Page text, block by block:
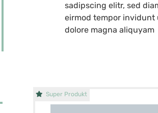
sadipscing elitr, sed
eirmod tempor invidunt
dolore magna aliquyam
Super Produkt